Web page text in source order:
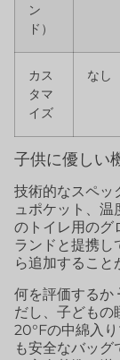
ン
ド）
カス
タマ
イズ
なし
子供に優しい
技術的なスペッ
ュポケット、温
のトイレ用のグ
ランドと提携し
ら追加すること
何を評価するか
だし、子どもの
20°Fの中綿入
も安全なバッ